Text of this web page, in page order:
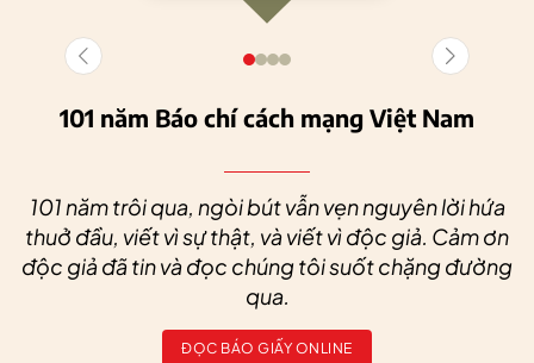
101 năm Báo chí cách mạng Việt Nam
101 năm trôi qua, ngòi bút vẫn vẹn nguyên lời hứa
thuở đầu, viết vì sự thật, và viết vì độc giả. Cảm ơn
độc giả đã tin và đọc chúng tôi suốt chặng đường
qua.
ĐỌC BÁO GIẤY ONLINE